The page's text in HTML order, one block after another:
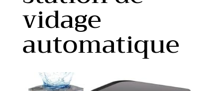
vidage
automatique